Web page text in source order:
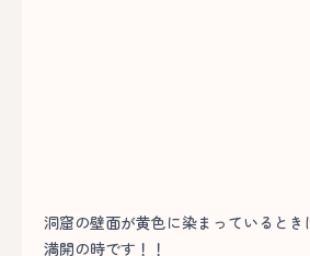
洞窟の壁面が黄色に染まっていると
満開の時です！！